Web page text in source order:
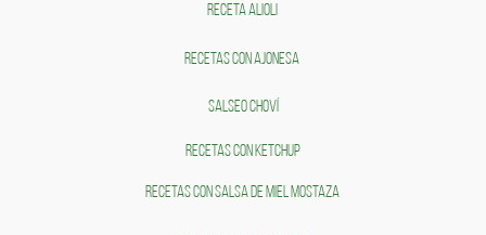
RECETA ALIOLI
RECETAS CON AJONESA
SALSEO CHOVÍ
RECETAS CON KETCHUP
RECETAS CON SALSA DE MIEL MOSTAZA